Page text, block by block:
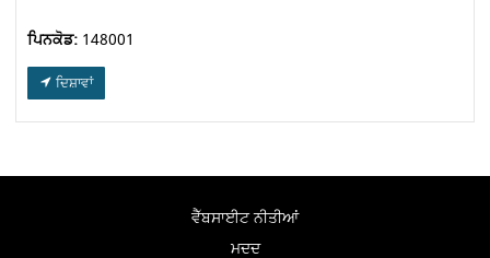
ਪਿਨਕੋਡ: 148001
ਦਿਸ਼ਾਵਾਂ
ਵੈੱਬਸਾਈਟ ਨੀਤੀਆਂ
ਮਦਦ